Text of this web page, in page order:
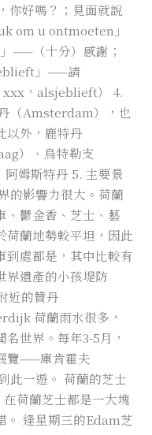
好嗎？；見面就說
om u ontmoeten」
——（十分）感謝；
」——請
xxx，alsjeblieft） 4.
（Amsterdam），也
以外，鹿特丹
）、烏特勒支
阿姆斯特丹 5. 主要景
的影響力很大。荷蘭
、鬱金香、芝士、藝
荷蘭地勢較平坦，因此
到處都是，其中比較有
界遺產的小孩堤防
近的贊丹
荷蘭雨水很多，
世界。每年3-5月，
覽——庫肯霍夫
此一遊。 荷蘭的芝士
荷蘭芝士都是一大塊
。 逢星期三的Edam芝